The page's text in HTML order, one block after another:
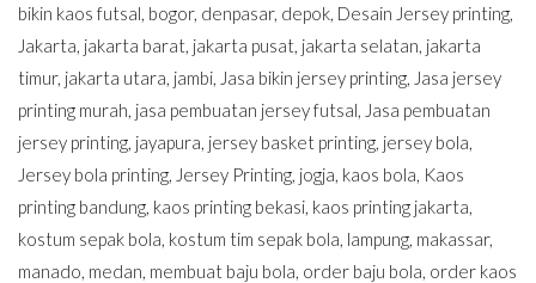
bikin kaos futsal, bogor, denpasar, depok, Desain Jersey printing,
Jakarta, jakarta barat, jakarta pusat, jakarta selatan, jakarta
timur, jakarta utara, jambi, Jasa bikin jersey printing, Jasa jersey
printing murah, jasa pembuatan jersey futsal, Jasa pembuatan
jersey printing, jayapura, jersey basket printing, jersey bola,
Jersey bola printing, Jersey Printing, jogja, kaos bola, Kaos
printing bandung, kaos printing bekasi, kaos printing jakarta,
kostum sepak bola, kostum tim sepak bola, lampung, makassar,
manado, medan, membuat baju bola, order baju bola, order kaos